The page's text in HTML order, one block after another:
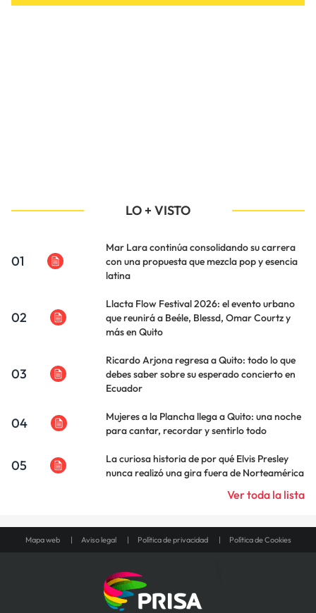
LO + VISTO
01
Mar Lara continúa consolidando su carrera
con una propuesta que mezcla pop y esencia
latina
02
Llacta Flow Festival 2026: el evento urbano
que reunirá a Beéle, Blessd, Omar Courtz y
más en Quito
03
Ricardo Arjona regresa a Quito: todo lo que
debes saber sobre su esperado concierto en
Ecuador
04
Mujeres a la Plancha llega a Quito: una noche
para cantar, recordar y sentirlo todo
05
La curiosa historia de por qué Elvis Presley
nunca realizó una gira fuera de Norteamérica
Ver toda la lista
Mapa web Aviso legal Política de privacidad Política de Cookies